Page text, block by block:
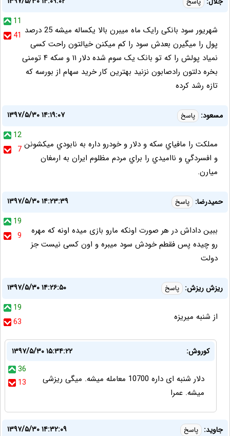
11
41 شهریور سود بانکی رایک ماه میبرن بالا یکساله میشه 25 درصد
پول را میگیرن بعدش سود را کم میکنن خیالتون راحت کسی
نمیاد پولش را که تو بانک یک سوم شده دلار ۱۱ و سکه ۴ تومنی
بخره دلتون رادصابون نزنید بهترین کار خرید سهام از بورسه که
تازه رشد کرده
مسعود: پاسخ
۱۳۹۷/۵/۳۰ ۱۴:۱۹:۰۷
12
7 مملكت را مافياي سكه و دلار و خودرو داره به نابودي ميكشونن
و افسردگي و نااميدي را براي مردم مظلوم ايران به ارمغان
ميارن.
حمیدرضا: پاسخ
۱۳۹۷/۵/۳۰ ۱۴:۲۳:۳۹
19
9
ببین داداش در هر صورت اونکه مارو بازی میده اونه که مهره
رو چیده پس فقطم خودش سود میبره و اون کسی نیست جز
دولت
ریزش ریزش: پاسخ
۱۳۹۷/۵/۳۰ ۱۴:۲۶:۵۰
19
63
از شنبه میریزه
کوروش:
۱۳۹۷/۵/۳۰ ۱۵:۳۴:۲۲
36
13
دلار شنبه ای داره 10700 معامله میشه. میگی ریزشی
میشه. عمرا
جاوید: پاسخ
۱۳۹۷/۵/۳۰ ۱۴:۳۲:۰۹